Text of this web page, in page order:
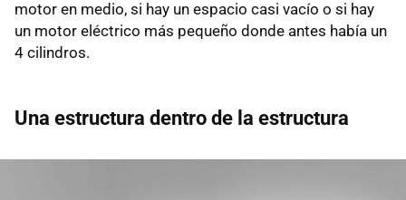
motor en medio, si hay un espacio casi vacío o si hay
un motor eléctrico más pequeño donde antes había un
4 cilindros.
Una estructura dentro de la estructura